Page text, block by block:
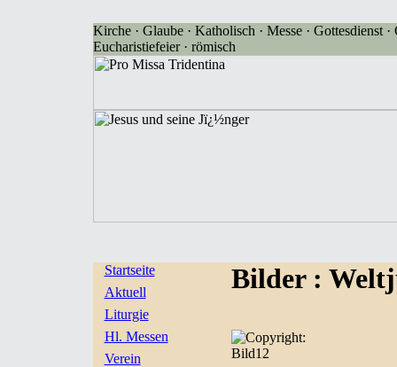
Kirche · Glaube · Katholisch · Messe · Gottesdienst
Eucharistiefeier · römisch
Startseite
Aktuell
Liturgie
Hl. Messen
Verein
Bilder :
Bild12